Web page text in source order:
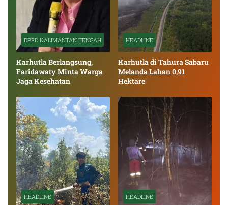
DPRD KALIMANTAN TENGAH
Karhutla Berlangsung,
Faridawaty Minta Warga
Jaga Kesehatan
HEADLINE
Karhutla di Tahura Sabaru
Melanda Lahan 0,91
Hektare
HEADLINE HEADLINE